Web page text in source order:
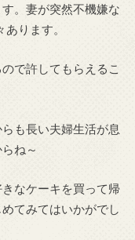
。妻が突然不機嫌な
ります。
で許してもらえるこ
も長い夫婦生活が息
ね～
なケーキを買って帰
てみてはいかがでし